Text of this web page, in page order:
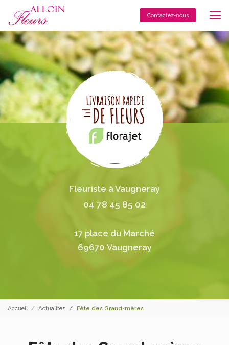
contenu
principal
Contactez-nous
Fleuriste à Vaugneray
04 78 45 85 02
17 place du Marché
69670 Vaugneray
Accueil Actualités Fête des Grand-mères